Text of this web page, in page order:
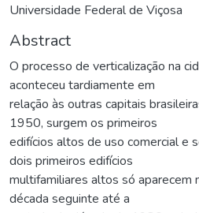
Universidade Federal de Viçosa
Abstract
O processo de verticalização na
aconteceu tardiamente em
relação às outras capitais
1950, surgem os primeiros
edifícios altos de uso comercial e
dois primeiros edifícios
multifamiliares altos só aparecem
década seguinte até a